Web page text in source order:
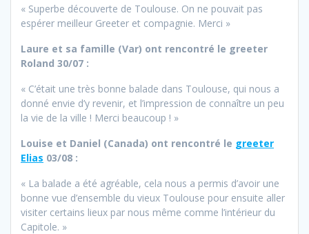
« Superbe découverte de Toulouse. On ne pouvait pas
espérer meilleur Greeter et compagnie. Merci »
Laure et sa famille (Var) ont rencontré le greeter
Roland 30/07 :
« C’était une très bonne balade dans Toulouse, qui nous a
donné envie d’y revenir, et l’impression de connaître un peu
la vie de la ville ! Merci beaucoup ! »
Louise et Daniel (Canada) ont rencontré le greeter
Elias 03/08 :
« La balade a été agréable, cela nous a permis d’avoir une
bonne vue d’ensemble du vieux Toulouse pour ensuite aller
visiter certains lieux par nous même comme l’intérieur du
Capitole. »